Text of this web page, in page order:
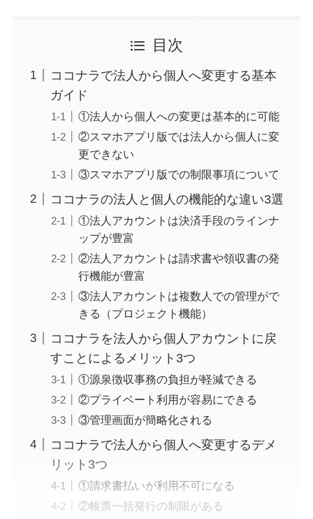
目次
ココナラで法人から個人へ変更する基本
ガイド
①法人から個人への変更は基本的に可能
②スマホアプリ版では法人から個人に変
更できない
③スマホアプリ版での制限事項について
ココナラの法人と個人の機能的な違い3選
①法人アカウントは決済手段のラインナ
ップが豊富
②法人アカウントは請求書や領収書の発
行機能が豊富
③法人アカウントは複数人での管理がで
きる（プロジェクト機能）
ココナラを法人から個人アカウントに戻
すことによるメリット3つ
①源泉徴収事務の負担が軽減できる
②プライベート利用が容易にできる
③管理画面が簡略化される
ココナラで法人から個人へ変更するデメ
リット3つ
①請求書払いが利用不可になる
②帳票一括発行の制限がある